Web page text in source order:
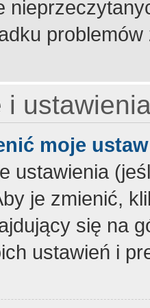
i
moje
ustawienia
je zmienić,
się na
ustawień i